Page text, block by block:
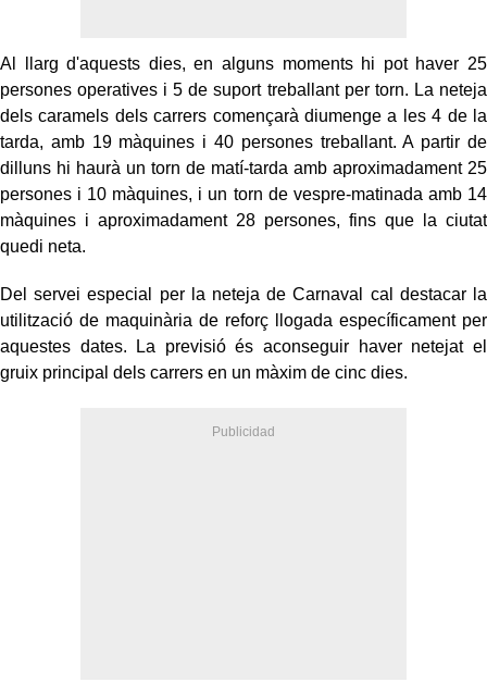
Al llarg d'aquests dies, en alguns moments hi pot haver 25
persones operatives i 5 de suport treballant per torn. La neteja
dels caramels dels carrers començarà diumenge a les 4 de la
tarda, amb 19 màquines i 40 persones treballant. A partir de
dilluns hi haurà un torn de matí-tarda amb aproximadament 25
persones i 10 màquines, i un torn de vespre-matinada amb 14
màquines i aproximadament 28 persones, fins que la ciutat
quedi neta.
Del servei especial per la neteja de Carnaval cal destacar la
utilització de maquinària de reforç llogada específicament per
aquestes dates. La previsió és aconseguir haver netejat el
gruix principal dels carrers en un màxim de cinc dies.